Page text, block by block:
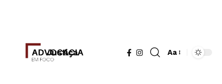
Justiça Aa